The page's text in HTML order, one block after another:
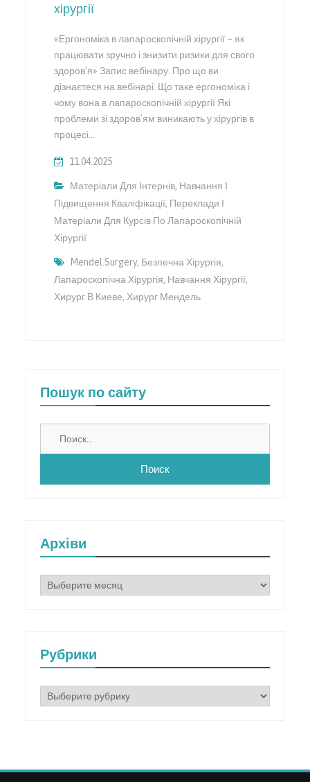
хірургії
«Ергономіка в лапароскопічній хірургії – як
працювати зручно і знизити ризики для свого
здоров’я» Запис вебінару: Про що ви
дізнаєтеся на вебінарі: Що таке ергономіка і
чому вона в лапароскопічній хірургії Які
проблеми зі здоров’ям виникають у хірургів в
процесі…
11.04.2025
Матеріали Для Інтернів, Навчання І
Підвищення Кваліфікації, Переклади І
Матеріали Для Курсів По Лапароскопічній
Хірургії
Mendel.surgery, Безпечна Хірургія,
Лапароскопічна Хірургія, Навчання Хірургії,
Хирург В Киеве, Хирург Мендель
Пошук по сайту
Архіви
Архіви
Рубрики
Рубрики